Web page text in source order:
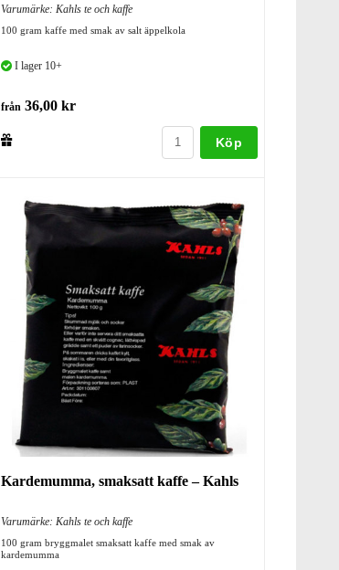
Varumärke: Kahls te och kaffe
100 gram kaffe med smak av salt äppelkola
I lager 10+
från 36,00 kr
Köp
Kardemumma, smaksatt kaffe – Kahls
Varumärke: Kahls te och kaffe
100 gram bryggmalet smaksatt kaffe med smak av
kardemumma